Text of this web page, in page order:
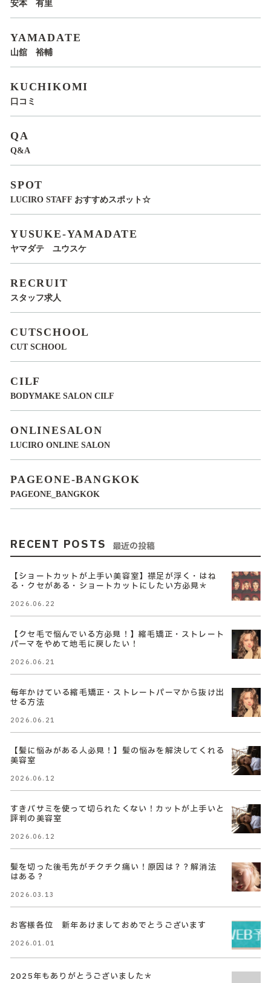
安本 有里
YAMADATE
山舘 裕輔
KUCHIKOMI
口コミ
QA
Q&A
SPOT
LUCIRO STAFF おすすめスポット☆
YUSUKE-YAMADATE
ヤマダテ ユウスケ
RECRUIT
スタッフ求人
CUTSCHOOL
CUT SCHOOL
CILF
BODYMAKE SALON CILF
ONLINESALON
LUCIRO ONLINE SALON
PAGEONE-BANGKOK
PAGEONE_BANGKOK
RECENT POSTS 最近の投稿
【ショートカットが上手い美容室】襟足が浮く・はね
る・クセがある・ショートカットにしたい方必見＊
2026.06.22
【クセ毛で悩んでいる方必見！】縮毛矯正・ストレート
パーマをやめて地毛に戻したい！
2026.06.21
毎年かけている縮毛矯正・ストレートパーマから抜け出
せる方法
2026.06.21
【髪に悩みがある人必見！】髪の悩みを解決してくれる
美容室
2026.06.12
すきバサミを使って切られたくない！カットが上手いと
評判の美容室
2026.06.12
髪を切った後毛先がチクチク痛い！原因は？？解消法
はある？
2026.03.13
お客様各位 新年あけましておめでとうございます
2026.01.01
2025年もありがとうございました＊